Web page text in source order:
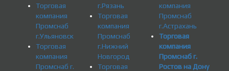
Торговая
компания
Промснаб
г.Ульяновск
Торговая
компания
Промснаб г.
г.Рязань
Торговая
компания
Промснаб
г.Нижний
Новгород
Торговая
компания
Промснаб
г.Астрахань
Торговая
компания
Промснаб г.
Ростов на Дону